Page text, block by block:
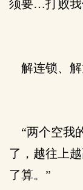
须要…打败我
解连锁、解
“两个空我
了，越往上
了算。”